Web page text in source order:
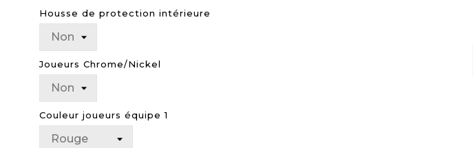
Housse de protection intérieure
Joueurs Chrome/Nickel
Couleur joueurs équipe 1